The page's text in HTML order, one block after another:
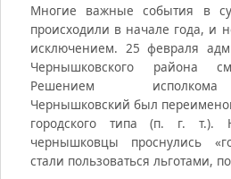
Многие важные события в
происходили в начале года, и
исключением. 25 февраля
Чернышковского района
Решением исполкома
Чернышковский был
городского типа (п. г.
чернышковцы проснулись
стали пользоваться льготами,